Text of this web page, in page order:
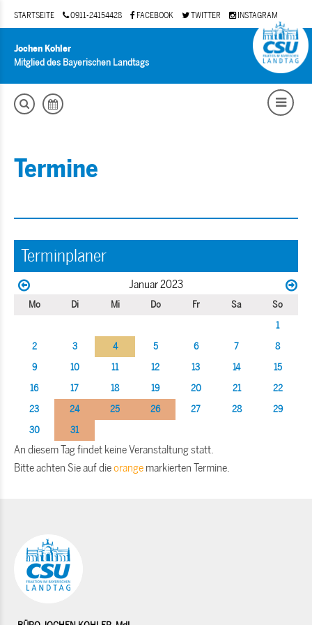
STARTSEITE 0911-24154428 FACEBOOK TWITTER INSTAGRAM
Jochen Kohler
Mitglied des Bayerischen Landtags
Termine
Terminplaner
Januar 2023
Mo Di Mi Do Fr Sa
So
1
2
3 4 5 6 7
8
9
10 11 12 13 14
15
16
17 18 19 20 21
22
23
24 25 26 27 28
29
30
31
An diesem Tag findet keine Veranstaltung statt.
Bitte achten Sie auf dieorange markierten Termine.